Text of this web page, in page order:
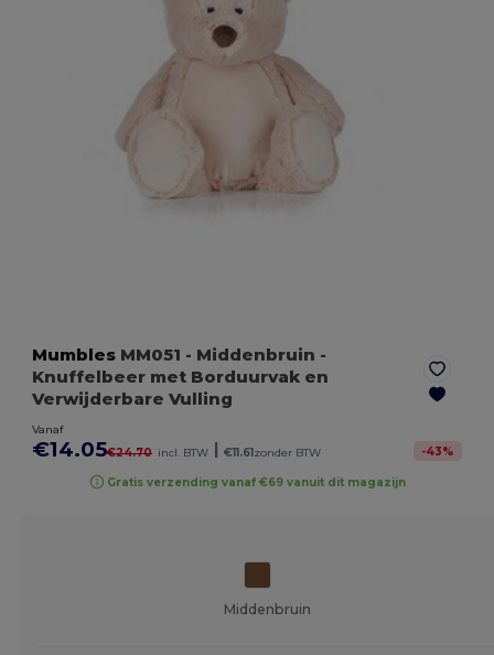
Mumbles MM051 - Middenbruin -
Knuffelbeer met Borduurvak en
Verwijderbare Vulling
Vanaf
€14.05€24.70 incl. BTW | €11.61 zonder BTW -43%
Gratis verzending vanaf €69 vanuit dit magazijn
Middenbruin